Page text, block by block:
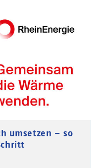
umsetzen – so